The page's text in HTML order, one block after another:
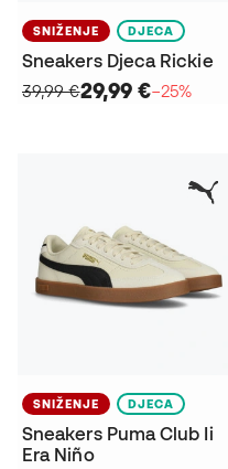
SNIŽENJE DJECA
Sneakers Djeca Rickie
39,99 €29,99 €−25%
SNIŽENJE DJECA
Sneakers Puma Club Ii
Era Niño